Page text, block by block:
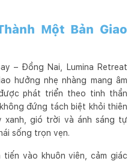
Một Bản Giao
– Đồng Nai, Lumina Retreat
hưởng nhẹ nhàng mang âm
phát triển theo tinh thần
đứng tách biệt khỏi thiên
xanh, gió trời và ánh sáng tự
sống trọn vẹn.
vào khuôn viên, cảm giác